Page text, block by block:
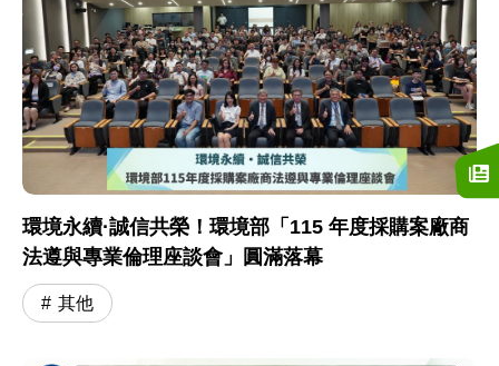
環境永續·誠信共榮！環境部「115 年度採購案廠商
法遵與專業倫理座談會」圓滿落幕
其他